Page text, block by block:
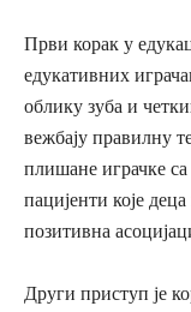
Први корак у
едукативних
облику зуба и
вежбају правилну
плишане играчке
пацијенти које
позитивна
Други приступ је